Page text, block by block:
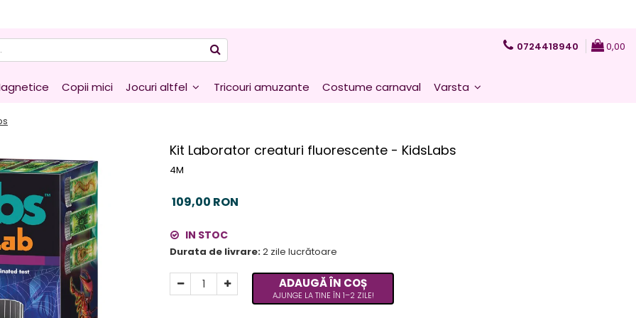
0724418940 0,00
Copii mici Jocuri altfel Tricouri amuzante Costume carnaval Varsta
Kit Laborator creaturi fluorescente - KidsLabs
4M
109,00 RON
IN STOC
Durata de livrare:2 zile lucrătoare
ADAUGĂ ÎN COȘ
AJUNGE LA TINE ÎN 1–2 ZILE!